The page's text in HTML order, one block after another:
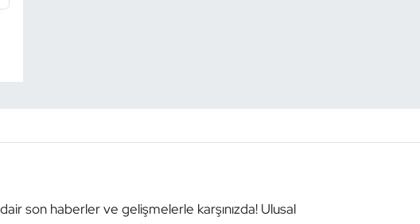
son haberler ve gelişmelerle karşınızda! Ulusal